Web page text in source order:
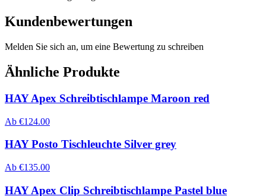
Kundenbewertungen
Melden Sie sich an, um eine Bewertung zu schreiben
Ähnliche Produkte
HAY Apex Schreibtischlampe Maroon red
Ab €124.00
HAY Posto Tischleuchte Silver grey
Ab €135.00
HAY Apex Clip Schreibtischlampe Pastel blue